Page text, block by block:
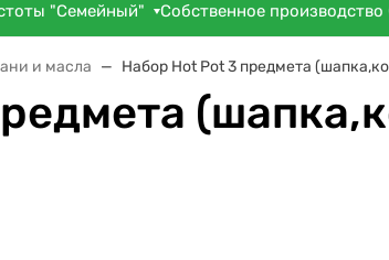
"Семейный" Собственное
и масла Набор Hot Pot 3 предмета